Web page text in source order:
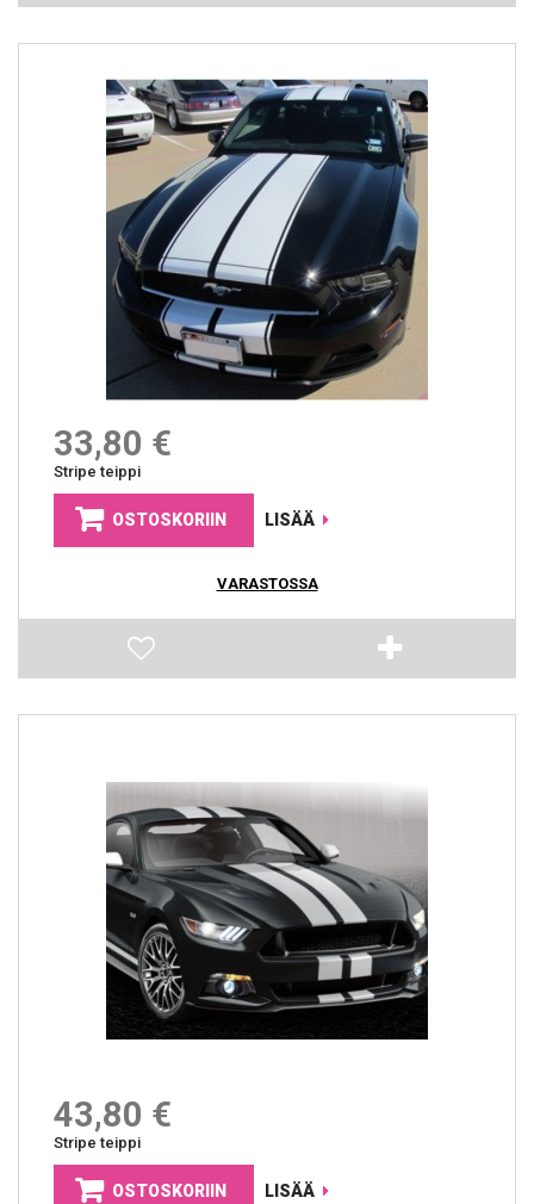
33,80 €
Stripe teippi
OSTOSKORIIN LISÄÄ
VARASTOSSA
43,80 €
Stripe teippi
OSTOSKORIIN LISÄÄ